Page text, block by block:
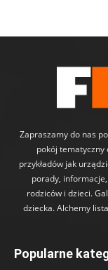
Zapraszamy do nas
pokój tematyczny
przykładów jak
porady,
rodziców i dzieci.
dziecka. Alchemy
Popularne